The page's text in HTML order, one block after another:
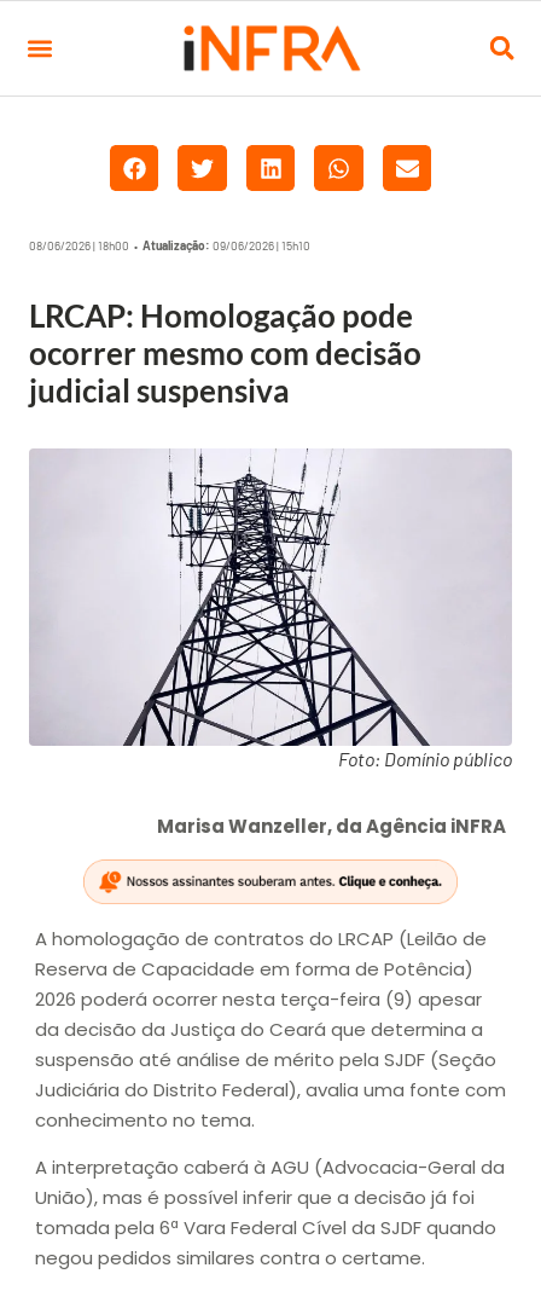
08/06/2026 | 18h00 • Atualização: 09/06/2026 | 15h10
LRCAP: Homologação pode
ocorrer mesmo com decisão
judicial suspensiva
Foto: Domínio público
Marisa Wanzeller, da Agência iNFRA
A homologação de contratos do LRCAP (Leilão de
Reserva de Capacidade em forma de Potência)
2026 poderá ocorrer nesta terça-feira (9) apesar
da decisão da Justiça do Ceará que determina a
suspensão até análise de mérito pela SJDF (Seção
Judiciária do Distrito Federal), avalia uma fonte com
conhecimento no tema.
A interpretação caberá à AGU (Advocacia-Geral da
União), mas é possível inferir que a decisão já foi
tomada pela 6ª Vara Federal Cível da SJDF quando
negou pedidos similares contra o certame.